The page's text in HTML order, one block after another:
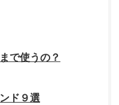
で使うの？
ド９選